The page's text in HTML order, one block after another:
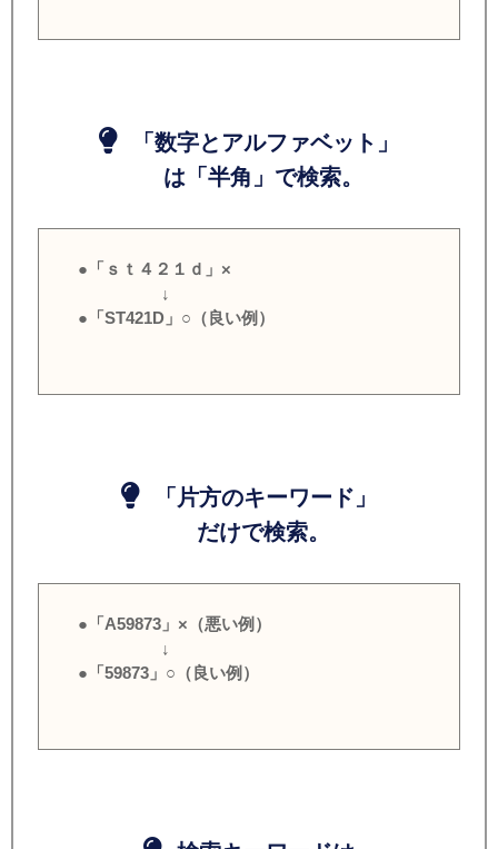
「数字とアルファベット」
は「半角」で検索。
●「ｓｔ４２１ｄ」×
↓
●「ST421D」○（良い例）
「片方のキーワード」
だけで検索。
●「A59873」×（悪い例）
↓
●「59873」○（良い例）